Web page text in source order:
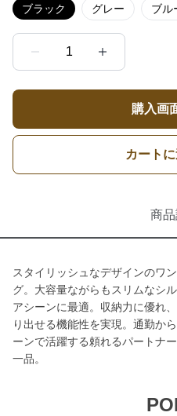
ブラック グレー ブル
1
購入画
カート
商
スタイリッシュなデザインのワ
グ。大容量ながらもスリムなシ
アシーンに最適。収納力に優れ
り出せる機能性を実現。通勤か
ーンで活躍する頼れるパートナ
一品。